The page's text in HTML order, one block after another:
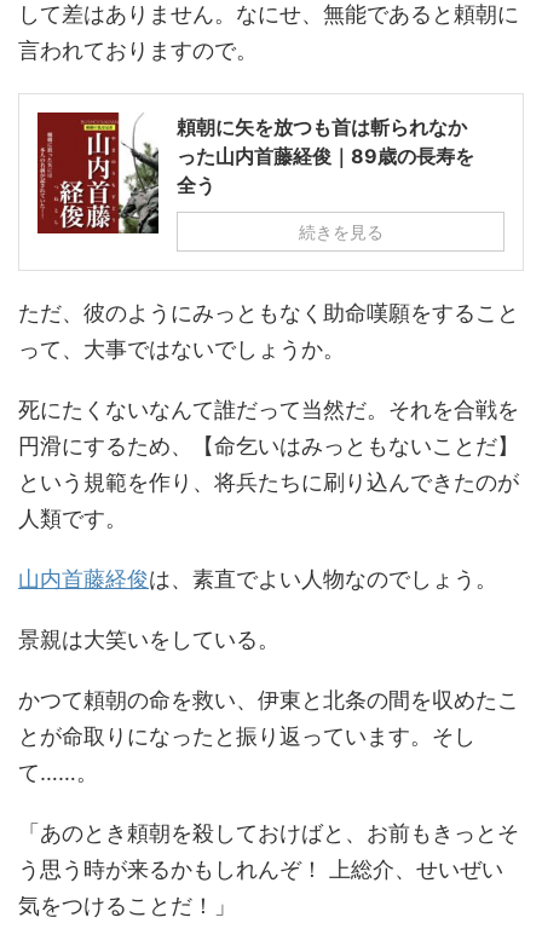
して差はありません。なにせ、無能であると頼朝に
言われておりますので。
頼朝に矢を放つも首は斬られなか
った山内首藤経俊｜89歳の長寿を
全う
続きを見る
ただ、彼のようにみっともなく助命嘆願をすること
って、大事ではないでしょうか。
死にたくないなんて誰だって当然だ。それを合戦を
円滑にするため、【命乞いはみっともないことだ】
という規範を作り、将兵たちに刷り込んできたのが
人類です。
山内首藤経俊は、素直でよい人物なのでしょう。
景親は大笑いをしている。
かつて頼朝の命を救い、伊東と北条の間を収めたこ
とが命取りになったと振り返っています。そし
て……。
「あのとき頼朝を殺しておけばと、お前もきっとそ
う思う時が来るかもしれんぞ！ 上総介、せいぜい
気をつけることだ！」